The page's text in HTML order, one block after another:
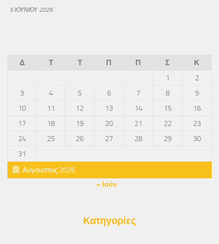
5 ΙΟΥΝΊΟΥ 2026
Αύγουστος 2026
Δ Τ Τ Π Π Σ
Κ
1
2
3
4 5 6 7 8
9
10
11 12 13 14 15
16
17
18 19 20 21 22
23
24
25 26 27 28 29
30
31
« Ιούν
Κατηγορίες